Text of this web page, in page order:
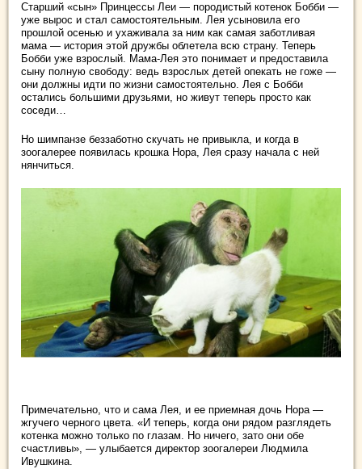
Старший «сын» Принцессы Леи — породистый котенок Бобби —
уже вырос и стал самостоятельным. Лея усыновила его
прошлой осенью и ухаживала за ним как самая заботливая
мама — история этой дружбы облетела всю страну. Теперь
Бобби уже взрослый. Мама-Лея это понимает и предоставила
сыну полную свободу: ведь взрослых детей опекать не гоже —
они должны идти по жизни самостоятельно. Лея с Бобби
остались большими друзьями, но живут теперь просто как
соседи…
Но шимпанзе беззаботно скучать не привыкла, и когда в
зоогалерее появилась крошка Нора, Лея сразу начала с ней
нянчиться.
Примечательно, что и сама Лея, и ее приемная дочь Нора —
жгучего черного цвета. «И теперь, когда они рядом разглядеть
котенка можно только по глазам. Но ничего, зато они обе
счастливы», — улыбается директор зоогалереи Людмила
Ивушкина.